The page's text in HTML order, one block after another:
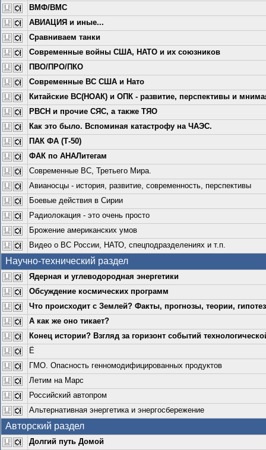
ВМФ/ВМС
АВИАЦИЯ и иные...
Сравниваем танки
Современные войны США, НАТО и их союзников
ПВО/ПРО/ПКО
Современные ВС США и Нато
Китайские ВС(НОАК) и ОПК - развитие, перспективы и
РВСН и прочие СЯС, а также ТЯО
Как это было. Вспоминая катастрофу на ЧАЭС.
ПАК ФА (Т-50)
ФАК по АНАЛитегам
Современные ВС, Третьего Мира.
Авианосцы - история, развитие, современность, перспективы
Боевые действия в Сирии
Радиолокация - это очень просто
Брожение американских умов
Видео о ВС России, НАТО, спецподразделениях и т.п.
Научно-технический раздел
Ядерная и углеводородная энергетики
Обсуждение космических программ
Что происходит с Землей? Факты, прогнозы, теории,
А как же оно тикает?
Конец истории? Взгляд за горизонт событий
Ё
ГМО. Опасность генномодифицированных продуктов
Летим на Марс
Российский автопром
Альтернативная энергетика и энергосбережение
Авторский раздел
Долгий путь Домой